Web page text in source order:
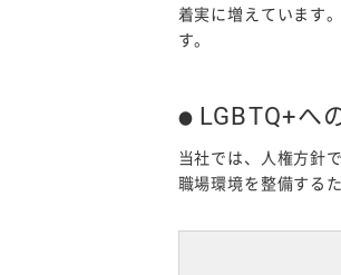
着実に増えています
す。
LGBTQ+へ
当社では、人権方針
職場環境を整備する